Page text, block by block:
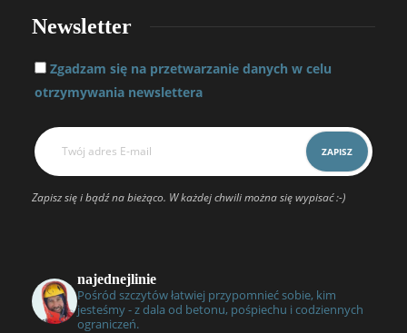
Newsletter
Zgadzam się na przetwarzanie danych w celu
otrzymywania newslettera
Zapisz się i bądź na bieżąco. W każdej chwili można się wypisać :-)
najednejlinie
Pośród szczytów łatwiej przypomnieć sobie, kim
jesteśmy - z dala od betonu, pośpiechu i codziennych
ograniczeń.